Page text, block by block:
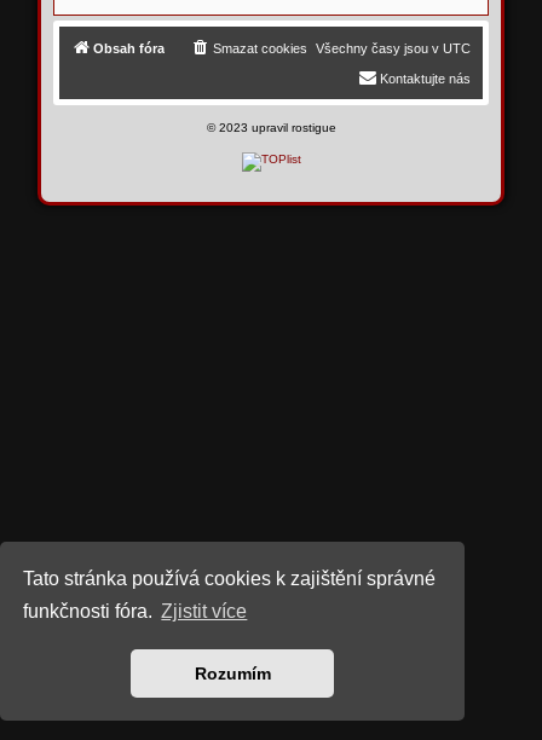
Tato stránka používá cookies k zajištění správné
funkčnosti fóra. Zjistit více
Rozumím
t
Obsah fóra Všechny časy jsou v UTC
Smazat cookies
Kontaktujte nás
©2023 upravil rostigue